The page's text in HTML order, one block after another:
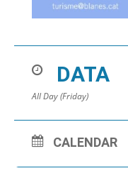
DATA
All Day (Friday)
CALENDAR